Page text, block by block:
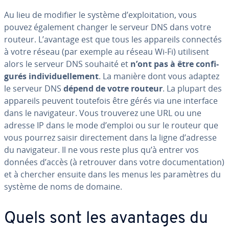
Au lieu de modifier le système d’ex­ploi­ta­tion, vous
pouvez également changer le serveur DNS dans votre
routeur. L’avantage est que tous les appareils connectés
à votre réseau (par exemple au réseau Wi-Fi) utilisent
alors le serveur DNS souhaité et n’ont pas à être con­fi­
gu­rés in­di­vi­duel­le­ment. La manière dont vous adaptez
le serveur DNS dépend de votre routeur. La plupart des
appareils peuvent toutefois être gérés via une interface
dans le na­vi­ga­teur. Vous trouverez une URL ou une
adresse IP dans le mode d’emploi ou sur le routeur que
vous pourrez saisir di­rec­te­ment dans la ligne d’adresse
du na­vi­ga­teur. Il ne vous reste plus qu’à entrer vos
données d’accès (à retrouver dans votre do­cu­men­ta­tion)
et à chercher ensuite dans les menus les pa­ra­mètres du
système de noms de domaine.
Quels sont les avantages du